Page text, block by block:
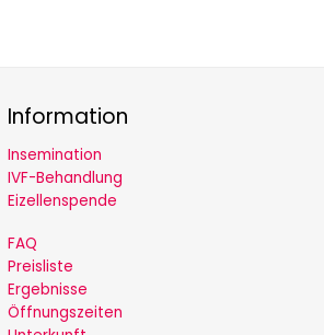
Information
Insemination
IVF-Behandlung
Eizellenspende
FAQ
Preisliste
Ergebnisse
Öffnungszeiten